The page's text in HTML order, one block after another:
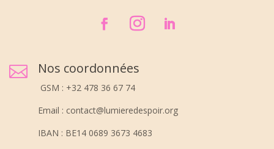
 Nos coordonnées
GSM : +32 478 36 67 74
Email : contact@lumieredespoir.org
IBAN : BE14 0689 3673 4683